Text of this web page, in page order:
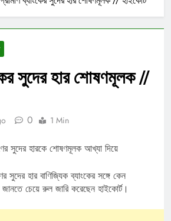
সুদের হার শোষণমূলক //
0 1 Min
সুদের হারকে শোষণমূলক আখ্যা দিয়ে
সুদের হার বাণিজ্যিক ব্যাংকের সঙ্গে কেন
চেয়ে রুল জারি করেছেন হাইকোর্ট।